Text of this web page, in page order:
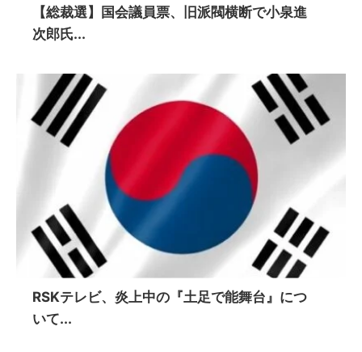
【総裁選】国会議員票、旧派閥横断で小泉進
次郎氏...
RSKテレビ、炎上中の『土足で能舞台』につ
いて...